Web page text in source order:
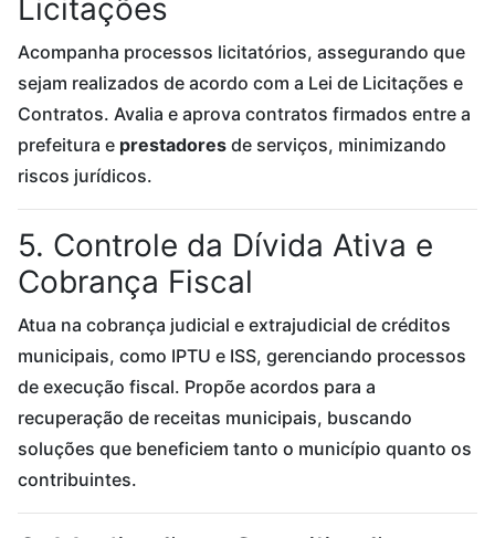
Licitações
Acompanha processos licitatórios, assegurando que
sejam realizados de acordo com a Lei de Licitações e
Contratos. Avalia e aprova contratos firmados entre a
prefeitura e prestadores de serviços, minimizando
riscos jurídicos.
5. Controle da Dívida Ativa e
Cobrança Fiscal
Atua na cobrança judicial e extrajudicial de créditos
municipais, como IPTU e ISS, gerenciando processos
de execução fiscal. Propõe acordos para a
recuperação de receitas municipais, buscando
soluções que beneficiem tanto o município quanto os
contribuintes.